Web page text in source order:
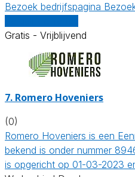
Bezoek bedrijfspagina
Gratis - Vrijblijvend
7. Romero Hoveniers
(0)
Romero Hoveniers is een
bekend is onder nummer
is opgericht op 01-03-2023